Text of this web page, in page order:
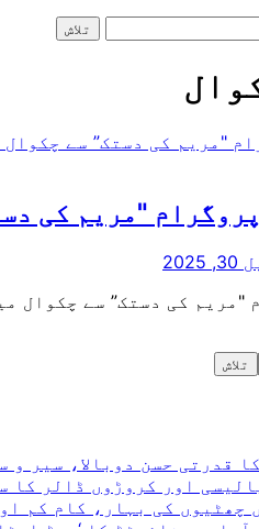
"مریم کی
"مریم کی دستک” سے چکوال
تلاش
قدرتی حسن دوبالا، سیر
اور کروڑوں ڈالر کا